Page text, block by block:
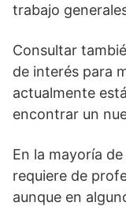
trabajo
Consultar
de interés para
actualmente
encontrar un
En la mayoría
requiere de
aunque en